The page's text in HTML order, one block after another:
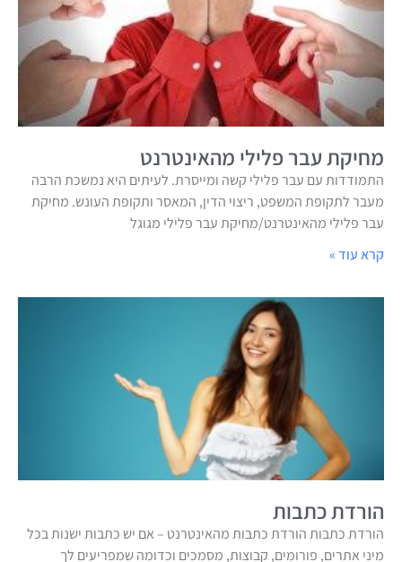
מחיקת עבר פלילי מהאינטרנט
התמודדות עם עבר פלילי קשה ומייסרת. לעיתים היא נמשכת הרבה
מעבר לתקופת המשפט, ריצוי הדין, המאסר ותקופת העונש. מחיקת
עבר פלילי מהאינטרנט/מחיקת עבר פלילי מגוגל
קרא עוד »
הורדת כתבות
הורדת כתבות הורדת כתבות מהאינטרנט – אם יש כתבות ישנות בכל
מיני אתרים, פורומים, קבוצות, מסמכים וכדומה שמפריעים לך